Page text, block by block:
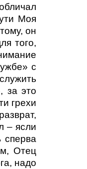
Моя
он
того,
с
за это
грехи
– ясли
сперва
Отец
надо